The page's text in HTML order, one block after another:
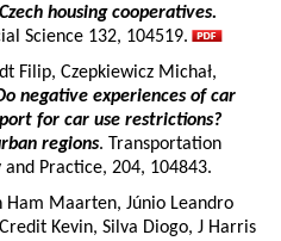
housing cooperatives.
Science 132, 104519.
Filip, Czepkiewicz Michał,
negative experiences of car
for car use restrictions?
regions. Transportation
and Practice, 204, 104843.
Ham Maarten, Júnio Leandro
Kevin, Silva Diogo, J Harris